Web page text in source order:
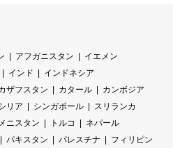
アフガニスタン
イエメン
インド
インドネシア
ザフスタン カタール
カンボジア
リア シンガポール
スリランカ
ニスタン トルコ
ネパール
パキスタン パレスチナ
フィリピン